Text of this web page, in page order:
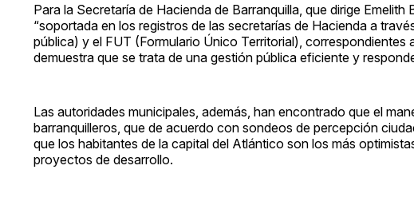
Para la Secretaría de Hacienda de Barranquilla, que dirige
“soportada en los registros de las secretarías de Hacienda a
pública) y el FUT (Formulario Único Territorial), correspondientes
demuestra que se trata de una gestión pública eficiente y
Las autoridades municipales, además, han encontrado que el
barranquilleros, que de acuerdo con sondeos de percepción
que los habitantes de la capital del Atlántico son los más
proyectos de desarrollo.